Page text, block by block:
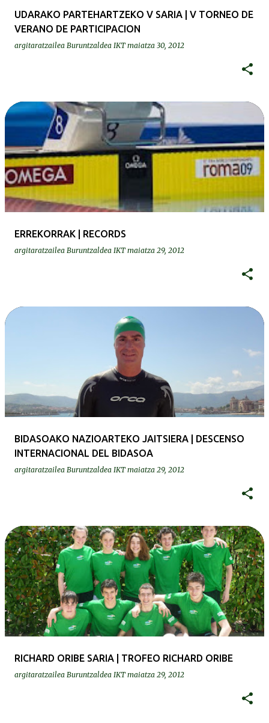
UDARAKO PARTEHARTZEKO V SARIA | V TORNEO DE
VERANO DE PARTICIPACION
argitaratzailea Buruntzaldea IKT maiatza 30, 2012
ERREKORRAK | RECORDS
argitaratzailea Buruntzaldea IKT maiatza 29, 2012
BIDASOAKO NAZIOARTEKO JAITSIERA | DESCENSO
INTERNACIONAL DEL BIDASOA
argitaratzailea Buruntzaldea IKT maiatza 29, 2012
RICHARD ORIBE SARIA | TROFEO RICHARD ORIBE
argitaratzailea Buruntzaldea IKT maiatza 29, 2012